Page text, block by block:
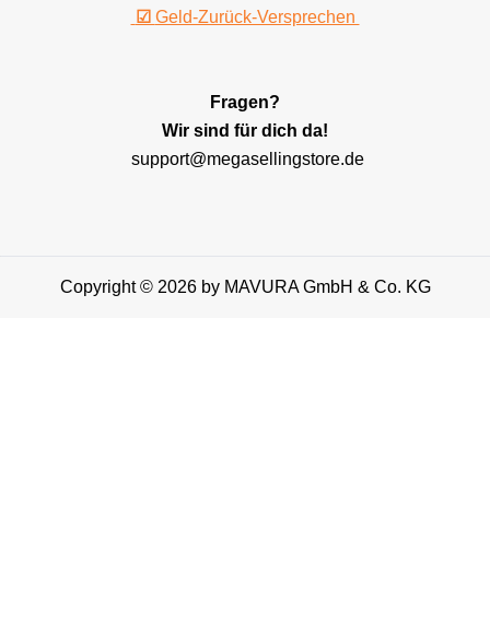
☑ Geld-Zurück-Versprechen
Fragen?
Wir sind für dich da!
support@megasellingstore.de
Copyright © 2026 by MAVURA GmbH & Co. KG